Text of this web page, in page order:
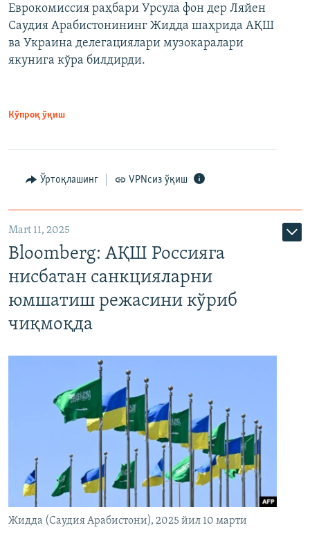
Еврокомиссия раҳбари Урсула фон дер Ляйен
Саудия Арабистонининг Жидда шаҳрида АҚШ
ва Украина делегациялари музокаралари
якунига кўра билдирди.
Кўпроқ ўқиш
Ўртоқлашинг VPNсиз ўқиш
Mart 11, 2025
Bloomberg: АҚШ Россияга
нисбатан санкцияларни
юмшатиш режасини кўриб
чиқмоқда
Жидда (Саудия Арабистони), 2025 йил 10 марти